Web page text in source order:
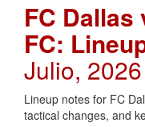
FC Dallas
FC:
Julio,
Lineup notes for FC
tactical changes, and